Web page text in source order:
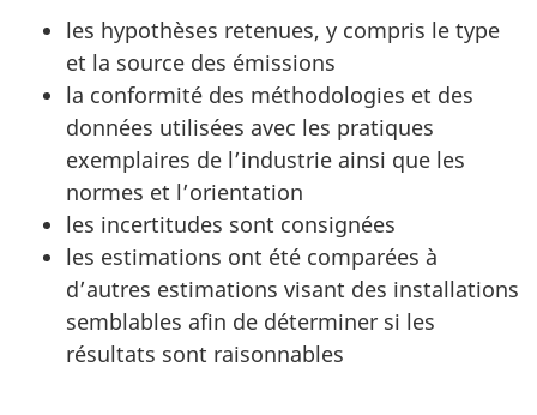
les hypothèses retenues, y compris le type
et la source des émissions
la conformité des méthodologies et des
données utilisées avec les pratiques
exemplaires de l’industrie ainsi que les
normes et l’orientation
les incertitudes sont consignées
les estimations ont été comparées à
d’autres estimations visant des installations
semblables afin de déterminer si les
résultats sont raisonnables